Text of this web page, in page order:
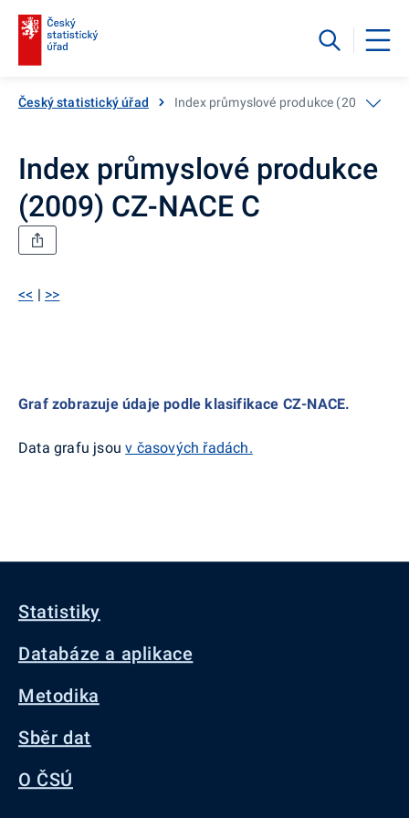
Český statistický úřad Index průmyslové produkce (2009) CZ-
Index průmyslové produkce
(2009) CZ-NACE C
<< | >>
Graf zobrazuje údaje podle klasifikace CZ-NACE.
Data grafu jsouv časových řadách.
Statistiky
Databáze a aplikace
Metodika
Sběr dat
O ČSÚ